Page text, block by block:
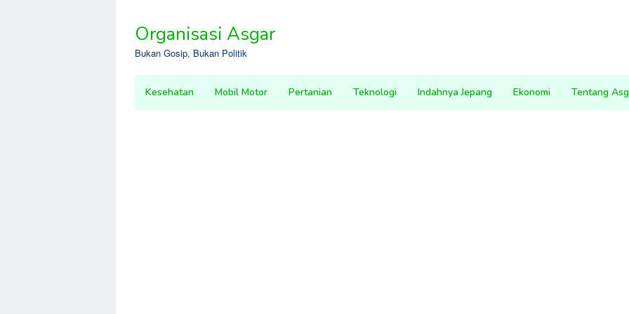
contentOrganisasi Asgar
Bukan Gosip, Bukan Politik
Kesehatan Mobil Motor Pertanian Teknologi Indahnya Jepang Ekonomi Tentang